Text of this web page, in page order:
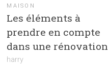
MAISON
Les éléments à
prendre en compte
dans une rénovation
harry